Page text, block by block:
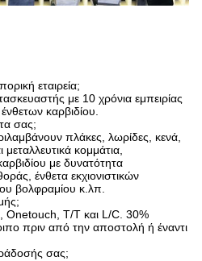
εταιρεία;
με 10 χρόνια εμπειρίας
καρβιδίου.
σας;
πλάκες, λωρίδες, κενά,
κομμάτια,
με δυνατότητα
ένθετα εκχιονιστικών
βολφραμίου κ.λπ.
Onetouch, T/T και L/C. 30%
πριν από την αποστολή ή έναντι
σας;